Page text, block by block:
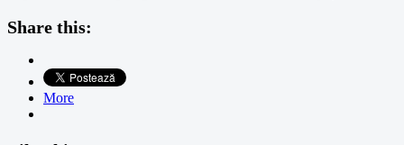
Share this:
More